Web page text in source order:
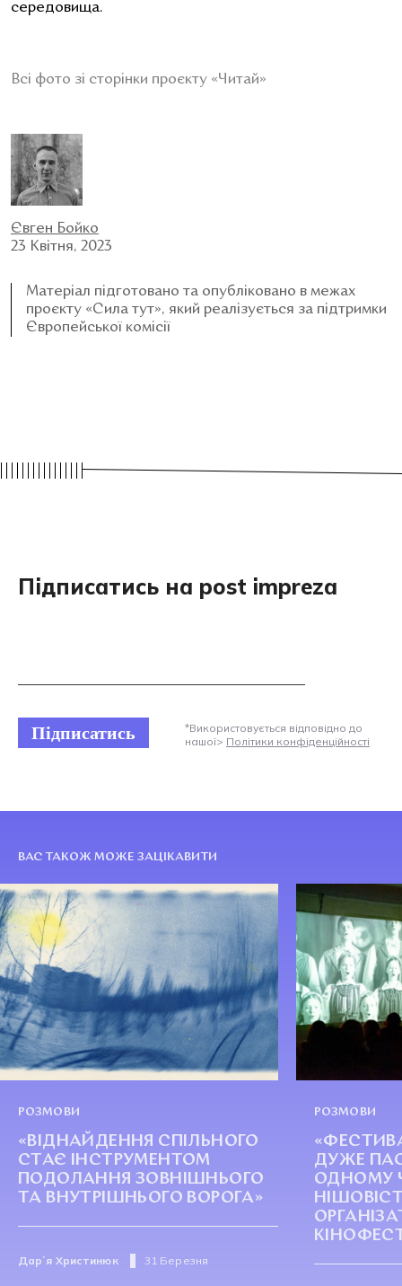
середовища.
Всі фото зі сторінки проєкту «Читай»
Євген Бойко
23 Квітня, 2023
Матеріал підготовано та опубліковано в межах
проєкту «Сила тут», який реалізується за підтримки
Європейської комісії
Підписатись на post impreza
Підписатись
*Використовується відповідно до
нашої> Політики конфіденційності
ВАС ТАКОЖ МОЖЕ ЗАЦІКАВИТИ
РОЗМОВИ
«ВІДНАЙДЕННЯ СПІЛЬНОГО
СТАЄ ІНСТРУМЕНТОМ
ПОДОЛАННЯ ЗОВНІШНЬОГО
ТА ВНУТРІШНЬОГО ВОРОГА»
Дарʼя Христинюк 31 Березня
РОЗМОВИ
ДУЖЕ
ОДНОМУ